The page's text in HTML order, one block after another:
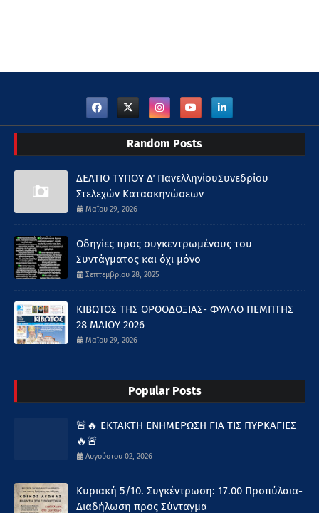
Random Posts
ΔΕΛΤΙΟ ΤΥΠΟΥ Δ΄ ΠανελληνίουΣυνεδρίου
Στελεχών Κατασκηνώσεων
Μαΐου 29, 2026
Οδηγίες προς συγκεντρωμένους του
Συντάγματος και όχι μόνο
Σεπτεμβρίου 28, 2025
ΚΙΒΩΤΟΣ ΤΗΣ ΟΡΘΟΔΟΞΙΑΣ- ΦΥΛΛΟ ΠΕΜΠΤΗΣ
28 ΜΑΙΟΥ 2026
Μαΐου 29, 2026
Popular Posts
🚨🔥 ΕΚΤΑΚΤΗ ΕΝΗΜΕΡΩΣΗ ΓΙΑ ΤΙΣ ΠΥΡΚΑΓΙΕΣ
🔥🚨
Αυγούστου 02, 2026
Κυριακή 5/10. Συγκέντρωση: 17.00 Προπύλαια-
Διαδήλωση προς Σύνταγμα